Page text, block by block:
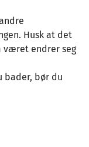
Husk at det
været endrer seg
bader, bør du